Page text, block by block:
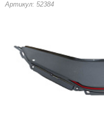
Артикул: 52384